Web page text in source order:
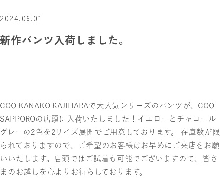
2024.06.01
新作パンツ入荷しました。
COQ KANAKO KAJIHARAで大人気シリーズのパンツが、COQ
SAPPOROの店頭に入荷いたしました！イエローとチャコール
グレーの2色を2サイズ展開でご用意しております。 在庫数が限
られておりますので、ご希望のお客様はお早めにご来店をお願
いいたします。店頭ではご試着も可能でございますので、皆さ
まのお越しを心よりお待ちしております。